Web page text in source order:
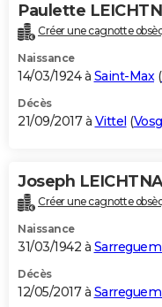
Paulette
Créer une cagnotte
Naissance
14/03/1924 à Saint-Max(
Décès
21/09/2017 à Vittel (
Joseph
Créer une cagnotte
Naissance
31/03/1942 à
Décès
12/05/2017 à